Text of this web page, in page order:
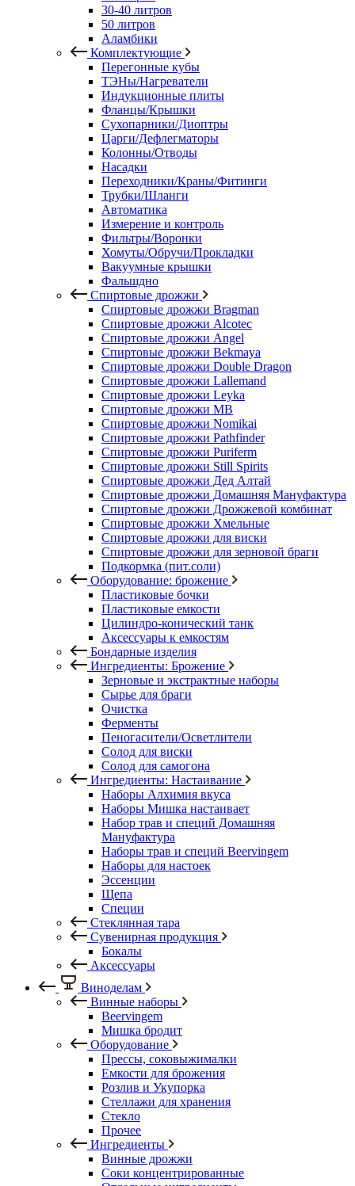
30-40 литров
50 литров
Аламбики
Комплектующие
Перегонные кубы
ТЭНы/Нагреватели
Индукционные плиты
Фланцы/Крышки
Сухопарники/Диоптры
Царги/Дефлегматоры
Колонны/Отводы
Насадки
Переходники/Краны/Фитинги
Трубки/Шланги
Автоматика
Измерение и контроль
Фильтры/Воронки
Хомуты/Обручи/Прокладки
Вакуумные крышки
Фальшдно
Спиртовые дрожжи
Спиртовые дрожжи Bragman
Спиртовые дрожжи Alcotec
Спиртовые дрожжи Angel
Спиртовые дрожжи Bekmaya
Спиртовые дрожжи Double Dragon
Спиртовые дрожжи Lallemand
Спиртовые дрожжи Leyka
Спиртовые дрожжи MB
Спиртовые дрожжи Nomikai
Спиртовые дрожжи Pathfinder
Спиртовые дрожжи Puriferm
Спиртовые дрожжи Still Spirits
Спиртовые дрожжи Дед Алтай
Спиртовые дрожжи Домашняя Мануфактура
Спиртовые дрожжи Дрожжевой комбинат
Спиртовые дрожжи Хмельные
Спиртовые дрожжи для виски
Спиртовые дрожжи для зерновой браги
Подкормка (пит.соли)
Оборудование: брожение
Пластиковые бочки
Пластиковые емкости
Цилиндро-конический танк
Аксессуары к емкостям
Бондарные изделия
Ингредиенты: Брожение
Зерновые и экстрактные наборы
Сырье для браги
Очистка
Ферменты
Пеногасители/Осветлители
Солод для виски
Солод для самогона
Ингредиенты: Настаивание
Наборы Алхимия вкуса
Наборы Мишка настаивает
Набор трав и специй Домашняя
Мануфактура
Наборы трав и специй Beervingem
Наборы для настоек
Эссенции
Щепа
Специи
Стеклянная тара
Сувенирная продукция
Бокалы
Аксессуары
Виноделам
Винные наборы
Beervingem
Мишка бродит
Оборудование
Прессы, соковыжималки
Емкости для брожения
Розлив и Укупорка
Стеллажи для хранения
Стекло
Прочее
Ингредиенты
Винные дрожжи
Соки концентрированные